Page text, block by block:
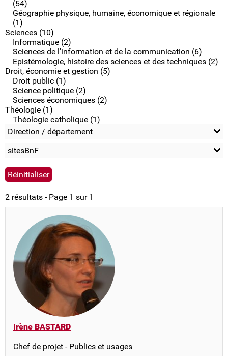
(54)
Géographie physique, humaine, économique et régionale
(1)
Sciences (10)
Informatique (2)
Sciences de l'information et de la communication (6)
Epistémologie, histoire des sciences et des techniques (2)
Droit, économie et gestion (5)
Droit public (1)
Science politique (2)
Sciences économiques (2)
Théologie (1)
Théologie catholique (1)
Direction / département
sitesBnF
2 résultats - Page 1 sur 1
Irène BASTARD
Chef de projet - Publics et usages